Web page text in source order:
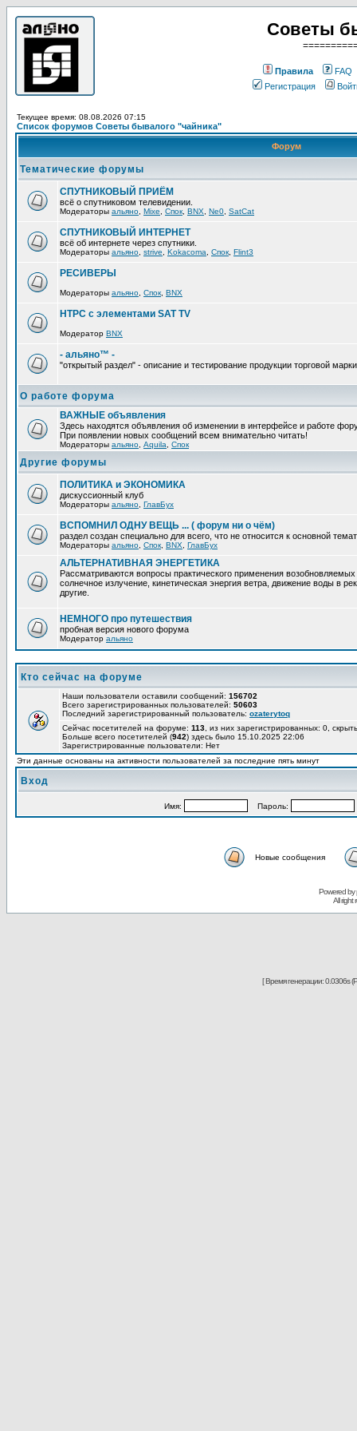
Советы
Правила
FAQ
Регистрация
Текущее время: 08.08.2026 07:15
Список форумов Советы бывалого "чайника"
Форум
Тематические форумы
СПУТНИКОВЫЙ ПРИЁМ
всё о спутниковом телевидении.
Модераторы альяно Mixe Спок BNX Ne0 SatCat
СПУТНИКОВЫЙ ИНТЕРНЕТ
всё об интернете через спутники.
Модераторы альяно strive Kokacoma Спок Flint3
РЕСИВЕРЫ
Модераторы альяно Спок BNX
HTPC с элементами SAT TV
Модератор BNX
- альяно™ -
"открытый раздел" - описание и тестирование продукции торговой
О работе форума
ВАЖНЫЕ объявления
Здесь находятся объявления об изменении в интерфейсе и работе
При появлении новых сообщений всем внимательно читать!
Модераторы альяно Aquila Спок
Другие форумы
ПОЛИТИКА и ЭКОНОМИКА
дискуссионный клуб
Модераторы альяно ГлавБух
ВСПОМНИЛ ОДНУ ВЕЩЬ ... ( форум ни о чём)
раздел создан специально для всего, что не относится к основной
Модераторы альяно Спок BNX ГлавБух
АЛЬТЕРНАТИВНАЯ ЭНЕРГЕТИКА
Рассматриваются вопросы практического применения
солнечное излучение, кинетическая энергия ветра, движение воды в
другие.
НЕМНОГО про путешествия
пробная версия нового форума
Модератор альяно
Кто сейчас на форуме
Наши пользователи оставили сообщений: 156702
Всего зарегистрированных пользователей: 50603
Последний зарегистрированный пользователь: ozaterytoq
Сейчас посетителей на форуме: 113 , из них зарегистрированных: 0,
Больше всего посетителей (942) здесь было 15.10.2025 22:06
Зарегистрированные пользователи: Нет
Эти данные основаны на активности пользователей за последние пять минут
Вход
Имя: Пароль:
Новые сообщения
Powered
All right
[ Время генерации: 0.0306s